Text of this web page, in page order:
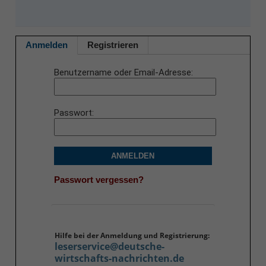
Anmelden Registrieren
Benutzername oder Email-Adresse
Passwort
ANMELDEN
Passwort vergessen?
Hilfe bei der Anmeldung und Registrierung:
leserservice@deutsche-
wirtschafts-nachrichten.de